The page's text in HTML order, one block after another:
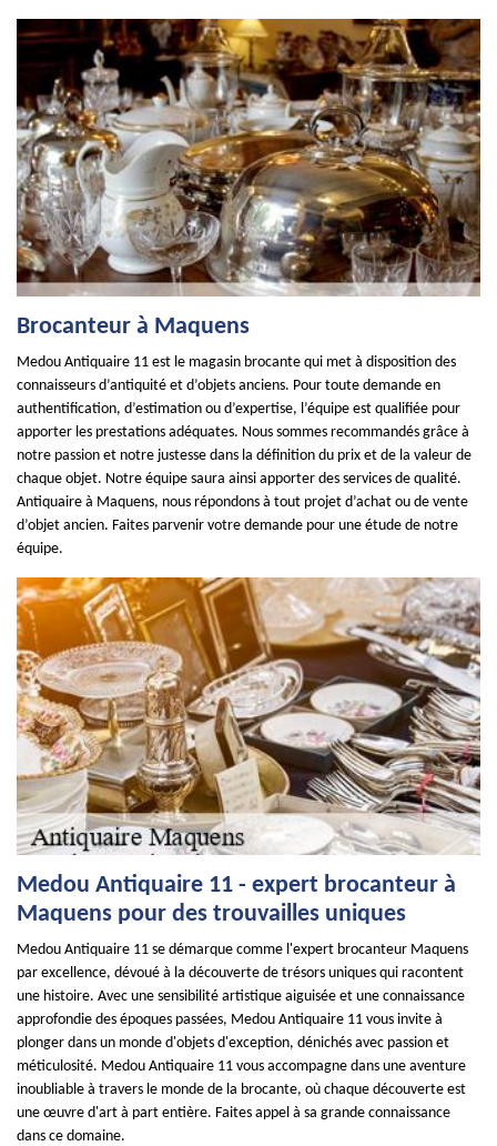
Brocanteur à Maquens
Medou Antiquaire 11 est le magasin brocante qui met à disposition des
connaisseurs d’antiquité et d’objets anciens. Pour toute demande en
authentification, d’estimation ou d’expertise, l’équipe est qualifiée pour
apporter les prestations adéquates. Nous sommes recommandés grâce à
notre passion et notre justesse dans la définition du prix et de la valeur de
chaque objet. Notre équipe saura ainsi apporter des services de qualité.
Antiquaire à Maquens, nous répondons à tout projet d’achat ou de vente
d’objet ancien. Faites parvenir votre demande pour une étude de notre
équipe.
Medou Antiquaire 11 - expert brocanteur à
Maquens pour des trouvailles uniques
Medou Antiquaire 11 se démarque comme l'expert brocanteur Maquens
par excellence, dévoué à la découverte de trésors uniques qui racontent
une histoire. Avec une sensibilité artistique aiguisée et une connaissance
approfondie des époques passées, Medou Antiquaire 11 vous invite à
plonger dans un monde d'objets d'exception, dénichés avec passion et
méticulosité. Medou Antiquaire 11 vous accompagne dans une aventure
inoubliable à travers le monde de la brocante, où chaque découverte est
une œuvre d'art à part entière. Faites appel à sa grande connaissance
dans ce domaine.